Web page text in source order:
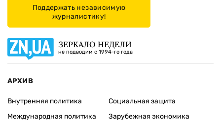
Поддержать независимую
журналистику!
ЗЕРКАЛО НЕДЕЛИ
не подводим с 1994-го года
АРХИВ
Внутренняя политика
Международная политика
Социальная защита
Зарубежная экономика